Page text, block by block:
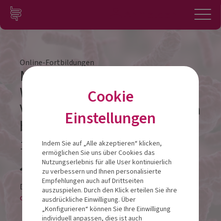
Zum Inhalt springen
Konto
Online-Fortbildungen
Menopause und Mikrobiom:
Wie hormonelle
Veränderungen die Darmflora
beeinflussen
19.05.2025
Diese Veranstaltung findet als
online-LIVESTREAM statt.
Cookie
Einstellungen
Indem Sie auf „Alle akzeptieren“ klicken,
ermöglichen Sie uns über Cookies das
Nutzungserlebnis für alle User kontinuierlich
zu verbessern und Ihnen personalisierte
Empfehlungen auch auf Drittseiten
auszuspielen. Durch den Klick erteilen Sie ihre
ausdrückliche Einwilligung. Über
„Konfigurieren“ können Sie Ihre Einwilligung
individuell anpassen, dies ist auch